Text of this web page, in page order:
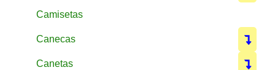
Camisetas
Canecas
Canetas